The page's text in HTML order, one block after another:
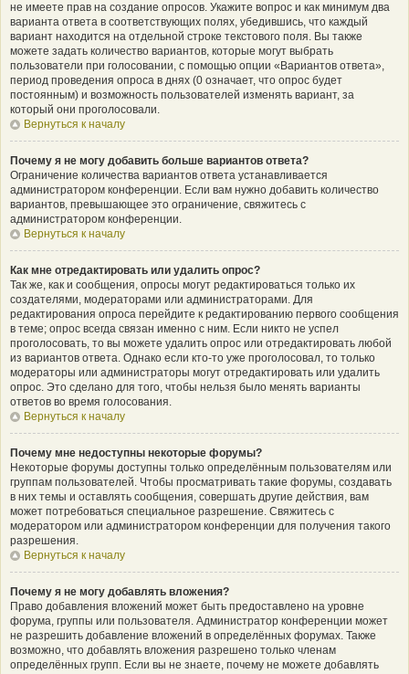
не имеете прав на создание опросов. Укажите вопрос и как минимум два
варианта ответа в соответствующих полях, убедившись, что каждый
вариант находится на отдельной строке текстового поля. Вы также
можете задать количество вариантов, которые могут выбрать
пользователи при голосовании, с помощью опции «Вариантов ответа»,
период проведения опроса в днях (0 означает, что опрос будет
постоянным) и возможность пользователей изменять вариант, за
который они проголосовали.
Вернуться к началу
Почему я не могу добавить больше вариантов ответа?
Ограничение количества вариантов ответа устанавливается
администратором конференции. Если вам нужно добавить количество
вариантов, превышающее это ограничение, свяжитесь с
администратором конференции.
Вернуться к началу
Как мне отредактировать или удалить опрос?
Так же, как и сообщения, опросы могут редактироваться только их
создателями, модераторами или администраторами. Для
редактирования опроса перейдите к редактированию первого сообщения
в теме; опрос всегда связан именно с ним. Если никто не успел
проголосовать, то вы можете удалить опрос или отредактировать любой
из вариантов ответа. Однако если кто-то уже проголосовал, то только
модераторы или администраторы могут отредактировать или удалить
опрос. Это сделано для того, чтобы нельзя было менять варианты
ответов во время голосования.
Вернуться к началу
Почему мне недоступны некоторые форумы?
Некоторые форумы доступны только определённым пользователям или
группам пользователей. Чтобы просматривать такие форумы, создавать
в них темы и оставлять сообщения, совершать другие действия, вам
может потребоваться специальное разрешение. Свяжитесь с
модератором или администратором конференции для получения такого
разрешения.
Вернуться к началу
Почему я не могу добавлять вложения?
Право добавления вложений может быть предоставлено на уровне
форума, группы или пользователя. Администратор конференции может
не разрешить добавление вложений в определённых форумах. Также
возможно, что добавлять вложения разрешено только членам
определённых групп. Если вы не знаете, почему не можете добавлять